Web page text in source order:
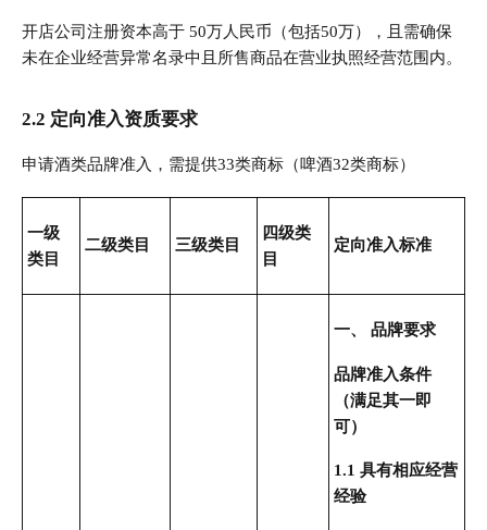
开店公司注册资本高于 50万人民币（包括50万），且需确保
未在企业经营异常名录中且所售商品在营业执照经营范围内。
2.2 定向准入资质要求
申请酒类品牌准入，需提供33类商标（啤酒32类商标）
一级
类目
二级类目 三级类目
四级类
目
定向准入标准
一、 品牌要求
品牌准入条件
（满足其一即
可）
1.1 具有相应经营
经验